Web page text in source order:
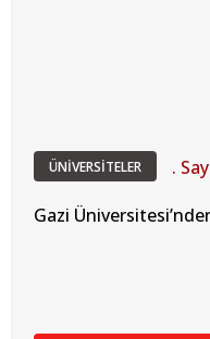
ÜNİVERSİTELER .
Gazi